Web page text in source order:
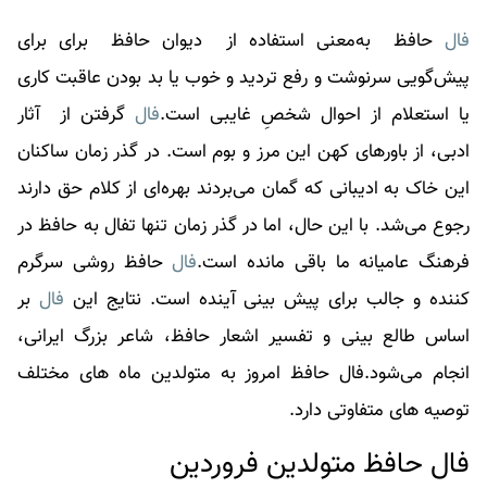
فال حافظ به‌معنی استفاده از دیوان حافظ برای برای
پیش‌گویی سرنوشت و رفع تردید و خوب یا بد بودن عاقبت کاری
یا استعلام از احوال شخصِ غایبی است.فال گرفتن از آثار
ادبی، از باور‌های کهن این مرز و بوم است. در گذر زمان ساکنان
این خاک به ادیبانی که گمان می‌بردند بهره‌ای از کلام حق دارند
رجوع می‌شد. با این حال، اما در گذر زمان تنها تفال به حافظ در
فرهنگ عامیانه ما باقی مانده است.فالحافظ روشی سرگرم
کننده و جالب برای پیش بینی آینده است. نتایج این فال بر
اساس طالع بینی و تفسیر اشعار حافظ، شاعر بزرگ ایرانی،
انجام می‌شود.فالحافظ امروز به متولدین ماه های مختلف
توصیه های متفاوتی دارد.
فال حافظ متولدین فروردین